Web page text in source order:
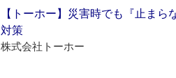
【トーホー】災害時でも『止ま
対策
株式会社トーホー